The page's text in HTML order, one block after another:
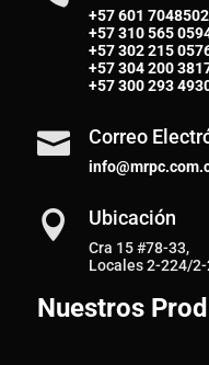
+57 601 7048502
+57310 565
+57302 215
+57304 200
+57300 293
 Correo
 Ubicación
Cra 15 #78-33,
Locales 2-224/
Nuestros